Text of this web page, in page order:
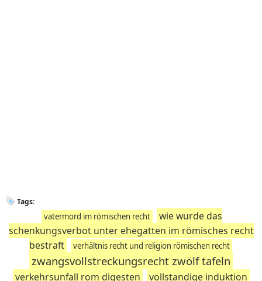
Tags:
vatermord im römischen recht
wie wurde das
schenkungsverbot unter ehegatten im römisches recht
bestraft
verhältnis recht und religion römischen recht
zwangsvollstreckungsrecht zwölf tafeln
verkehrsunfall rom digesten vollstandige induktion